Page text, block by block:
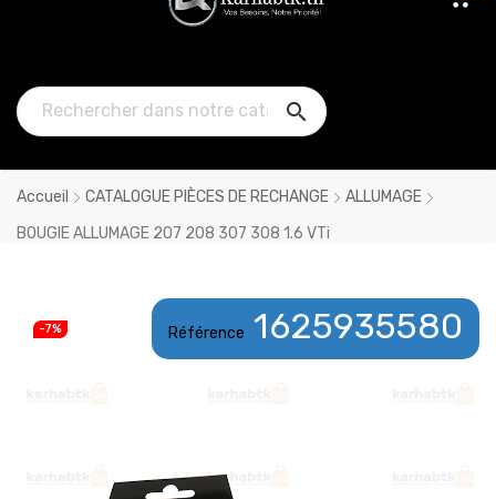
250DT D'ACHATS

Accueil CATALOGUE PIÈCES DE RECHANGE
ALLUMAGE
BOUGIE ALLUMAGE 207 208 307 308 1.6 VTi
-7% Référence 1625935580